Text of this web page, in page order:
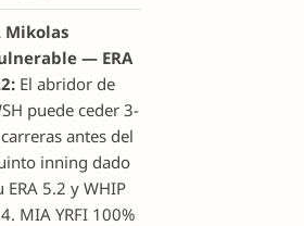
Mikolas
— ERA
El abridor de
puede ceder 3-
antes del
inning dado
ERA 5.2 y WHIP
MIA YRFI 100%